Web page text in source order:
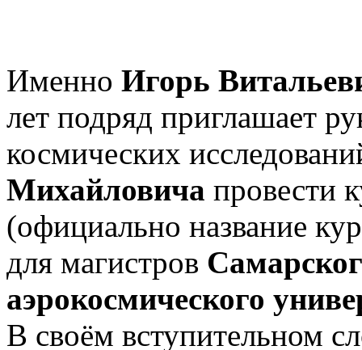
Именно Игорь
лет подряд приглашает
космических
Михайловича провести
(официально название
для магистров
аэрокосмического
В своём вступительном